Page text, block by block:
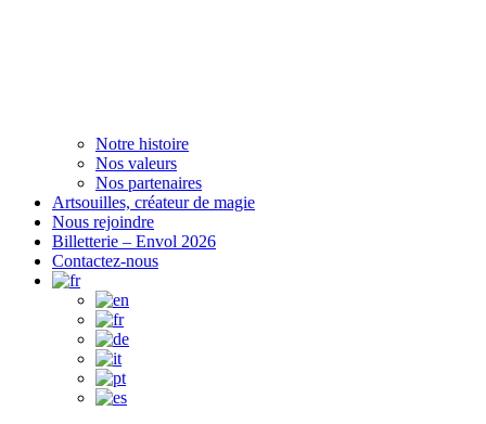
Notre histoire
Nos valeurs
Nos partenaires
Artsouilles, créateur de magie
Nous rejoindre
Billetterie – Envol 2026
Contactez-nous